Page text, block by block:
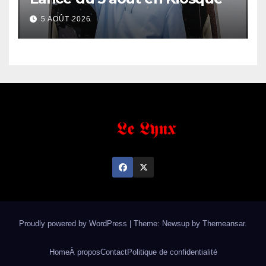
5 AOÛT 2026
Proudly powered by WordPress Theme: Newsup by Themeansar.
HomeÀ proposContactPolitique de confidentialité